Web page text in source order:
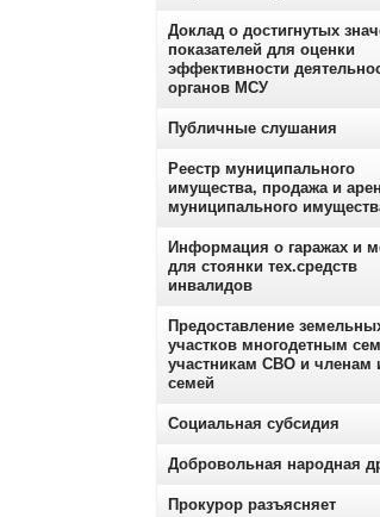
Доклад о достигнутых
показателей для оценки
эффективности
органов МСУ
Публичные слушания
Реестр муниципального
имущества, продажа и
муниципального
Информация о гаражах и
для стоянки тех.средств
инвалидов
Предоставление
участков многодетным
участникам СВО и членам
семей
Социальная субсидия
Добровольная народная
Прокурор разъясняет